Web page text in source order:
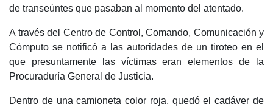
de transeúntes que pasaban al momento del atentado.
A través del Centro de Control, Comando, Comunicación y
Cómputo se notificó a las autoridades de un tiroteo en el
que presuntamente las víctimas eran elementos de la
Procuraduría General de Justicia.
Dentro de una camioneta color roja, quedó el cadáver de